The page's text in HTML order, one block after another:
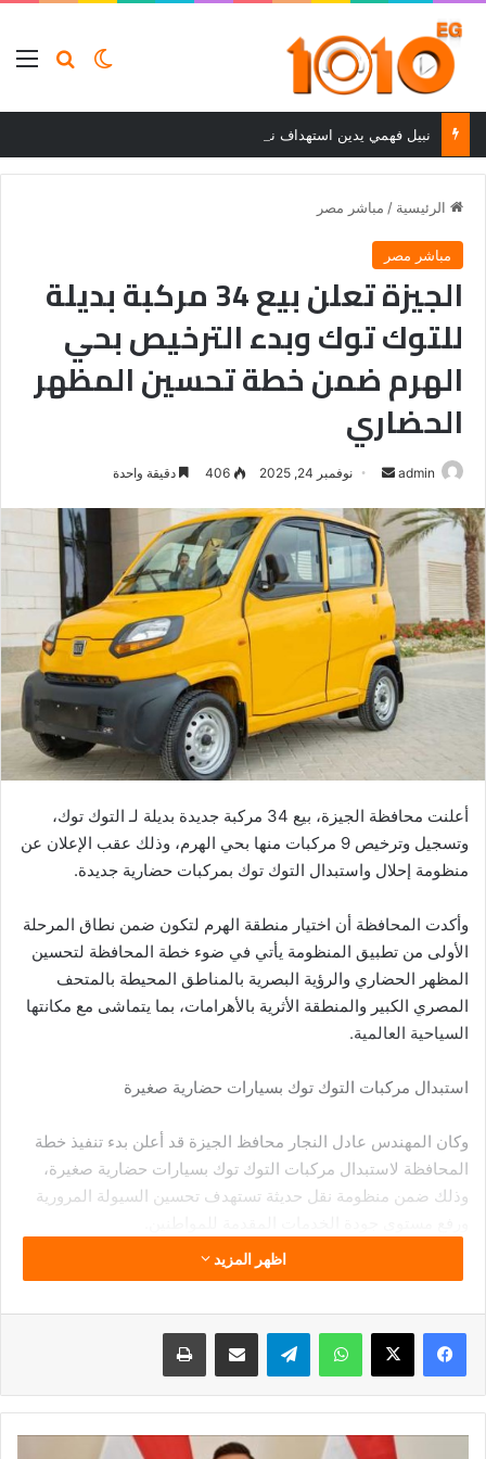
بحثالوضع
الرئيسية / مباشر مصر
مباشر مصر
الجيزة تعلن بيع 34 مركبة بديلة
للتوك توك وبدء الترخيص بحي
الهرم ضمن خطة تحسين المظهر
الحضاري
admin
أرسل
إلكترونيا
نوفمبر 24, 2025 406 دقيقة واحدة
أعلنت محافظة الجيزة، بيع 34 مركبة جديدة بديلة لـ التوك توك،
وتسجيل وترخيص 9 مركبات منها بحي الهرم، وذلك عقب الإعلان عن
منظومة إحلال واستبدال التوك توك بمركبات حضارية جديدة.
وأكدت المحافظة أن اختيار منطقة الهرم لتكون ضمن نطاق المرحلة
الأولى من تطبيق المنظومة يأتي في ضوء خطة المحافظة لتحسين
المظهر الحضاري والرؤية البصرية بالمناطق المحيطة بالمتحف
المصري الكبير والمنطقة الأثرية بالأهرامات، بما يتماشى مع مكانتها
السياحية العالمية.
استبدال مركبات التوك توك بسيارات حضارية صغيرة
وكان المهندس عادل النجار محافظ الجيزة قد أعلن بدء تنفيذ خطة
المحافظة لاستبدال مركبات التوك توك بسيارات حضارية صغيرة،
وذلك ضمن منظومة نقل حديثة تستهدف تحسين السيولة المرورية
وأوضح المحافظ، أن المحافظة عكفت خلال الفترة الماضية على
تتعلق بإعاقة الحركة المرورية، وعدم توافر البيانات الكاملة للعاملين
عليها، بما يؤثر على انتظام الحركة داخل الأحياء والمراكز.
خيار اقتصادي مناسب وبديل حضاري للتوك توك
اظهر المزيد
فيسبوك ‫X واتساب تيلقرام مشاركة عبر البريد طباعة